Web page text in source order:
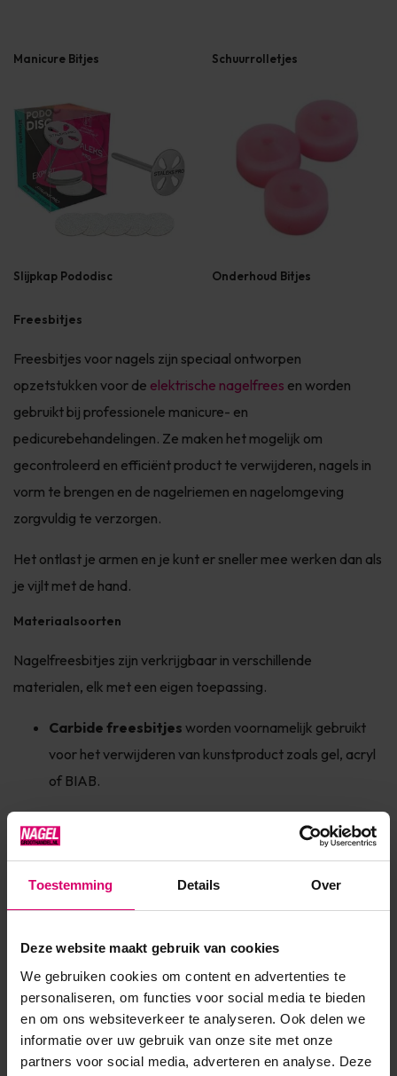
Toestemming Details Over
Deze website maakt gebruik van cookies
We gebruiken cookies om content en advertenties te
personaliseren, om functies voor social media te bieden
en om ons websiteverkeer te analyseren. Ook delen we
informatie over uw gebruik van onze site met onze
partners voor social media, adverteren en analyse. Deze
Manicure Bitjes Schuurrolletjes
Slijpkap Pododisc Onderhoud Bitjes
Freesbitjes
Freesbitjes voor nagels zijn speciaal ontworpen
opzetstukken voor de elektrische nagelfrees en worden
gebruikt bij professionele manicure- en
pedicurebehandelingen. Ze maken het mogelijk om
gecontroleerd en efficiënt product te verwijderen, nagels in
vorm te brengen en de nagelriemen en nagelomgeving
zorgvuldig te verzorgen.
Het ontlast je armen en je kunt er sneller mee werken dan als
je vijlt met de hand.
Materiaalsoorten
Nagelfreesbitjes zijn verkrijgbaar in verschillende
materialen, elk met een eigen toepassing.
Carbide freesbitjes worden voornamelijk gebruikt
voor het verwijderen van kunstproduct zoals gel, acryl
of BIAB.
Diamant freesbitjes
zijn geschikt voor precisiewerk,
zoals het reinigen van de nagelriemen en de natuurlijke
Keramische freesbitjesstaan bekend om hun
rustige loop en warmtebeperkende eigenschappen,
wat het comfort voor de klant verhoogt.
Wij hebben ervoor gekozen om onze bitjes onder te
verdelen voor de productsoort frezen waar ze voor geschikt
zijn. Zo zie jij in 1 oogopslag welke bitjes voor jou geschikt